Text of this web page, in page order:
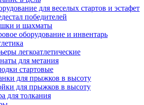
для веселых стартов и эстафет
победителей
и шахматы
оборудование и инвентарь
легкоатлетические
для метания
стартовые
для прыжков в высоту
для прыжков в высоту
для толкания